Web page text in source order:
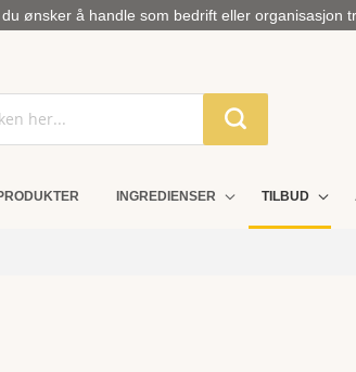
ønsker å handle som bedrift eller organisasjon
INGREDIENSER TILBUD